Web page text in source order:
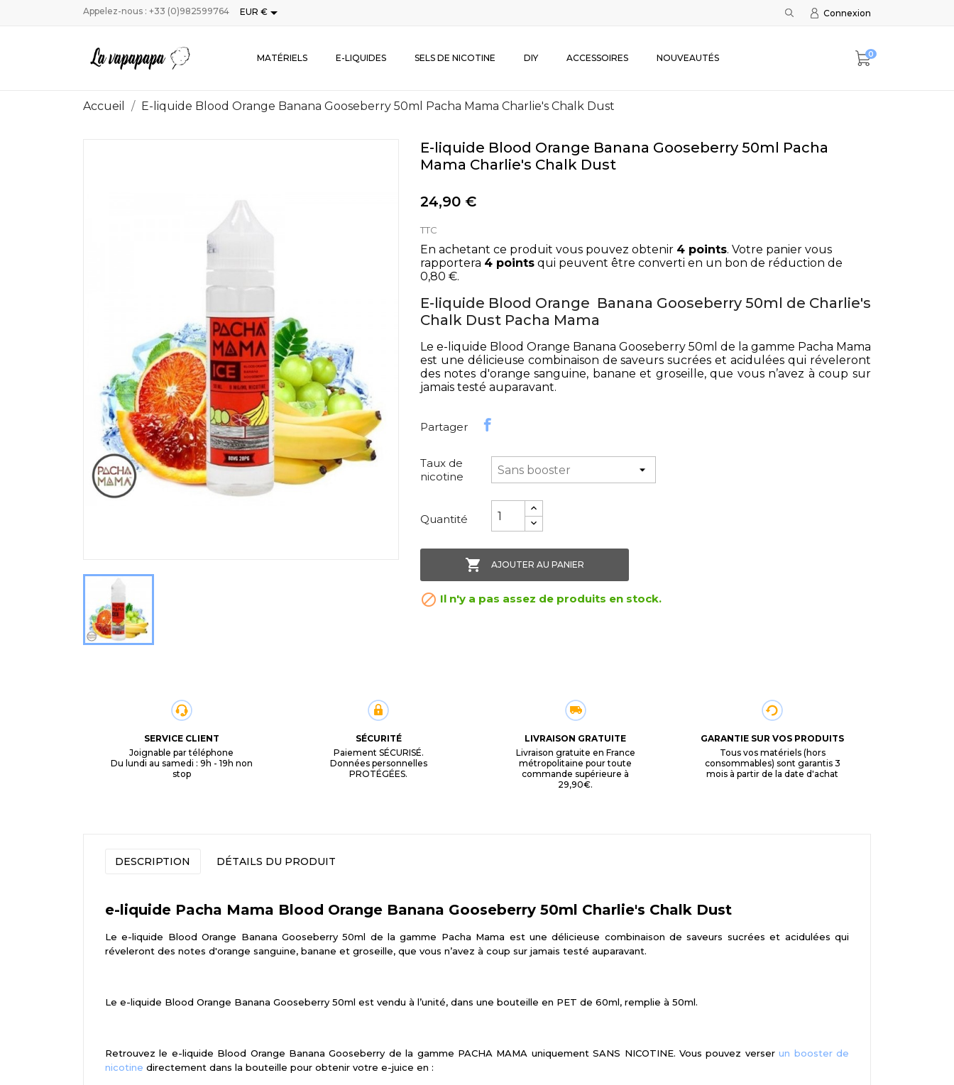
Appelez-nous : +33 (0)982599764 EUR € Connexion
MATÉRIELS E-LIQUIDES SELS DE NICOTINE DIY ACCESSOIRES NOUVEAUTÉS 0
Accueil E-liquide Blood Orange Banana Gooseberry 50ml Pacha Mama Charlie's Chalk Dust
E-liquide Blood Orange Banana Gooseberry 50ml Pacha
Mama Charlie's Chalk Dust
24,90 €
TTC
En achetant ce produit vous pouvez obtenir 4 points. Votre panier vous
rapportera 4 points qui peuvent être converti en un bon de réduction de
0,80 €.
E-liquide Blood Orange Banana Gooseberry 50ml de Charlie's
Chalk Dust Pacha Mama
Le e-liquide Blood Orange Banana Gooseberry 50ml de la gamme Pacha Mama
est une délicieuse combinaison de saveurs sucrées et acidulées qui réveleront
des notes d'orange sanguine, banane et groseille, que vous n’avez à coup sur
jamais testé auparavant.
Partager
Taux de
nicotine
Quantité
 AJOUTER AU PANIER
 Il n'y a pas assez de produits en stock.
SERVICE CLIENT
Joignable par téléphone
Du lundi au samedi : 9h - 19h non
stop
SÉCURITÉ
Paiement SÉCURISÉ.
Données personnelles
PROTÉGÉES.
LIVRAISON GRATUITE
Livraison gratuite en France
métropolitaine pour toute
commande supérieure à
29,90€.
GARANTIE SUR VOS PRODUITS
Tous vos matériels (hors
consommables) sont garantis 3
mois à partir de la date d'achat
DESCRIPTION DÉTAILS DU PRODUIT
e-liquide Pacha Mama Blood Orange Banana Gooseberry 50ml Charlie's Chalk Dust
Le e-liquide Blood Orange Banana Gooseberry 50ml de la gamme Pacha Mama est une délicieuse combinaison de saveurs sucrées et acidulées qui
réveleront des notes d'orange sanguine, banane et groseille, que vous n’avez à coup sur jamais testé auparavant.
Le e-liquide Blood Orange Banana Gooseberry 50ml est vendu à l’unité, dans une bouteille en PET de 60ml, remplie à 50ml.
Retrouvez le e-liquide Blood Orange Banana Gooseberry de la gamme PACHA MAMA uniquement SANS NICOTINE. Vous pouvez verserun booster de
nicotine directement dans la bouteille pour obtenir votre e-juice en :